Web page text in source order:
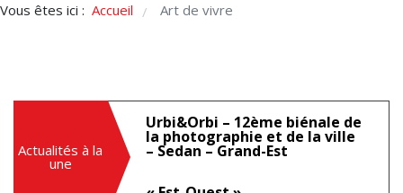
Vous êtes ici : Accueil / Art de vivre
Actualités à la
une
Urbi&Orbi – 12ème biénale de
la photographie et de la ville
– Sedan – Grand-Est